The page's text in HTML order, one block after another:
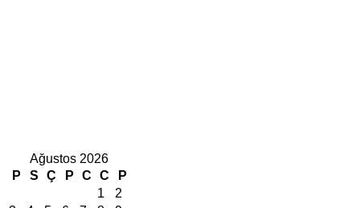
Ağustos 2026
P
S Ç P C C
P
1
2